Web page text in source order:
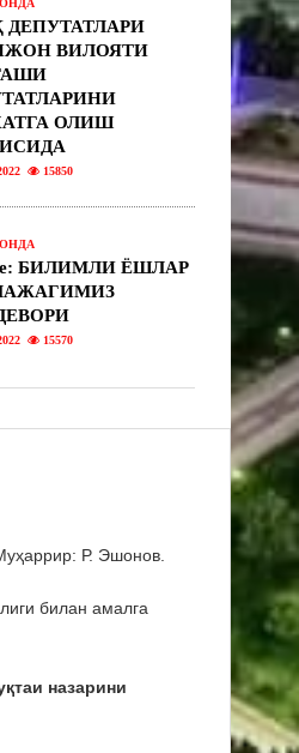
ДЕПУТАТЛАРИ
ВИЛОЯТИ
ОЛИШ
15850
БИЛИМЛИ ЁШЛАР
15570
Р. Эшонов.
билан амалга
назарини